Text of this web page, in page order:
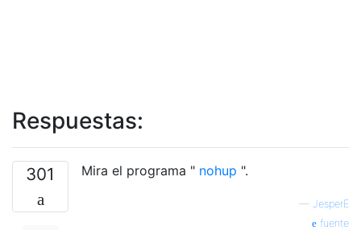
Respuestas:
301 Mira el programa " nohup ".
— JesperE
fuente